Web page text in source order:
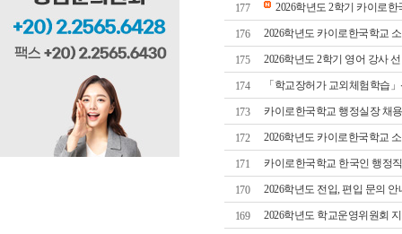
177 2026학년도 2학기 카이로
176 2026학년도 카이로한국학교
175 2026학년도 2학기 영어 강사 선
174 「학교장허가 교외체험학습
173 카이로한국학교 행정실장 채
172 2026학년도 카이로한국학교
171 카이로한국학교 한국인 행정
170 2026학년도 전입, 편입 문의 안
169 2026학년도 학교운영위원회